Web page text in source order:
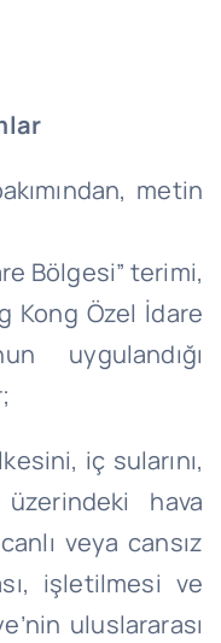
metin
Bölgesi” terimi,
Kong Özel İdare
uygulandığı
iç sularını,
üzerindeki hava
veya cansız
işletilmesi ve
uluslararası